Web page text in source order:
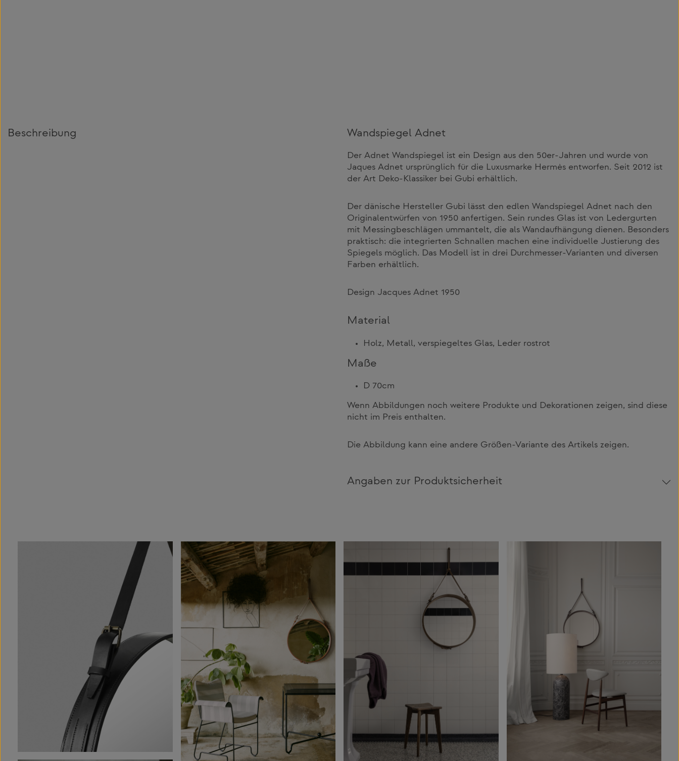
Beschreibung Wandspiegel Adnet
Der Adnet Wandspiegel ist ein Design aus den 50er-Jahren und wurde von
Jaques Adnet ursprünglich für die Luxusmarke Hermès entworfen. Seit 2012 ist
der Art Deko-Klassiker bei Gubi erhältlich.
Der dänische Hersteller Gubi lässt den edlen Wandspiegel Adnet nach den
Originalentwürfen von 1950 anfertigen. Sein rundes Glas ist von Ledergurten
mit Messingbeschlägen ummantelt, die als Wandaufhängung dienen. Besonders
praktisch: die integrierten Schnallen machen eine individuelle Justierung des
Spiegels möglich. Das Modell ist in drei Durchmesser-Varianten und diversen
Farben erhältlich.
Design Jacques Adnet 1950
Material
Holz, Metall, verspiegeltes Glas, Leder rostrot
Maße
D 70cm
Wenn Abbildungen noch weitere Produkte und Dekorationen zeigen, sind diese
nicht im Preis enthalten.
Die Abbildung kann eine andere Größen-Variante des Artikels zeigen.
Angaben zur Produktsicherheit